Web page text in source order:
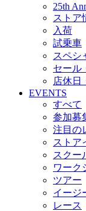
25th
ストア
入荷
試乗車
スペシ
セール
店休日
EVENTS
すべて
参加募
注目の
ストア
スクー
ワーク
ツアー
イージ
レース